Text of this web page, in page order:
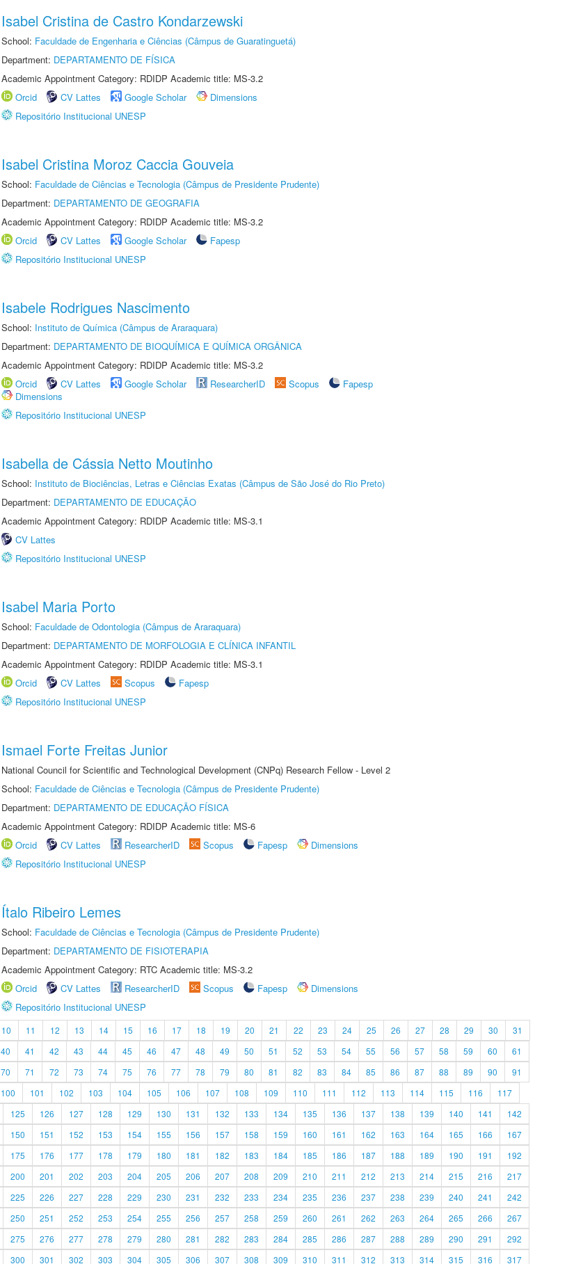
Isabel Cristina de Castro Kondarzewski
School: Faculdade de Engenharia e Ciências (Câmpus de Guaratinguetá)
Department: DEPARTAMENTO DE FÍSICA
Academic Appointment Category: RDIDP Academic title: MS-3.2
Orcid
CV Lattes Google Scholar
Dimensions
Repositório Institucional UNESP
Isabel Cristina Moroz Caccia Gouveia
School: Faculdade de Ciências e Tecnologia (Câmpus de Presidente Prudente)
Department: DEPARTAMENTO DE GEOGRAFIA
Academic Appointment Category: RDIDP Academic title: MS-3.2
Orcid
CV Lattes Google Scholar
Fapesp
Repositório Institucional UNESP
Isabele Rodrigues Nascimento
School: Instituto de Química (Câmpus de Araraquara)
Department: DEPARTAMENTO DE BIOQUÍMICA E QUÍMICA ORGÂNICA
Academic Appointment Category: RDIDP Academic title: MS-3.2
Orcid
CV Lattes Google Scholar ResearcherID Scopus
Fapesp
Dimensions
Repositório Institucional UNESP
Isabella de Cássia Netto Moutinho
School: Instituto de Biociências, Letras e Ciências Exatas (Câmpus de São José do Rio Preto)
Department: DEPARTAMENTO DE EDUCAÇÃO
Academic Appointment Category: RDIDP Academic title: MS-3.1
CV Lattes
Repositório Institucional UNESP
Isabel Maria Porto
School: Faculdade de Odontologia (Câmpus de Araraquara)
Department: DEPARTAMENTO DE MORFOLOGIA E CLÍNICA INFANTIL
Academic Appointment Category: RDIDP Academic title: MS-3.1
Orcid
CV Lattes Scopus
Fapesp
Repositório Institucional UNESP
Ismael Forte Freitas Junior
National Council for Scientific and Technological Development (CNPq) Research Fellow - Level 2
School: Faculdade de Ciências e Tecnologia (Câmpus de Presidente Prudente)
Department: DEPARTAMENTO DE EDUCAÇÃO FÍSICA
Academic Appointment Category: RDIDP Academic title: MS-6
Orcid
CV Lattes ResearcherID Scopus Fapesp
Dimensions
Repositório Institucional UNESP
Ítalo Ribeiro Lemes
School: Faculdade de Ciências e Tecnologia (Câmpus de Presidente Prudente)
Department: DEPARTAMENTO DE FISIOTERAPIA
Academic Appointment Category: RTC Academic title: MS-3.2
Orcid
CV Lattes ResearcherID Scopus Fapesp
Dimensions
Repositório Institucional UNESP
10 11 12 13 14 15 16 17 18 19 20 21 22 23 24 25 26 27 28 29 30
31
40 41 42 43 44 45 46 47 48 49 50 51 52 53 54 55 56 57 58 59 60
61
70 71 72 73 74 75 76 77 78 79 80 81 82 83 84 85 86 87 88 89 90
91
100 101 102 103 104 105 106 107 108 109 110 111 112 113 114 115 116
117
125 126 127 128 129 130 131 132 133 134 135 136 137 138 139 140 141
142
150 151 152 153 154 155 156 157 158 159 160 161 162 163 164 165 166
167
175 176 177 178 179 180 181 182 183 184 185 186 187 188 189 190 191
192
200 201 202 203 204 205 206 207 208 209 210 211 212 213 214 215 216
217
225 226 227 228 229 230 231 232 233 234 235 236 237 238 239 240 241
242
250 251 252 253 254 255 256 257 258 259 260 261 262 263 264 265 266
267
275 276 277 278 279 280 281 282 283 284 285 286 287 288 289 290 291
292
300 301 302 303 304 305 306 307 308 309 310 311 312 313 314 315 316 317